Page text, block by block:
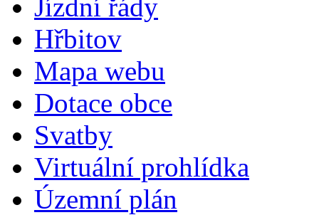
Jízdní řády
Hřbitov
Mapa webu
Dotace obce
Svatby
Virtuální prohlídka
Územní plán